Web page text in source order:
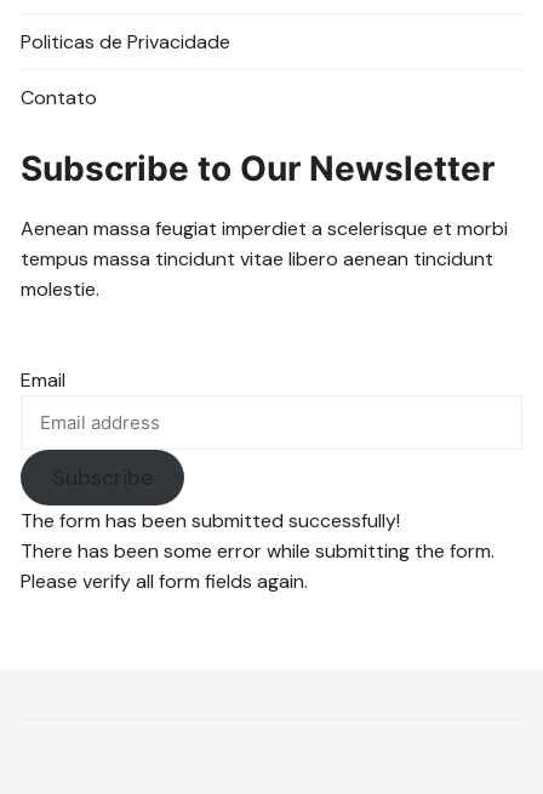
Politicas de Privacidade
Contato
Subscribe to Our Newsletter
Aenean massa feugiat imperdiet a scelerisque et morbi
tempus massa tincidunt vitae libero aenean tincidunt
molestie.
Email
Subscribe
The form has been submitted successfully!
There has been some error while submitting the form.
Please verify all form fields again.